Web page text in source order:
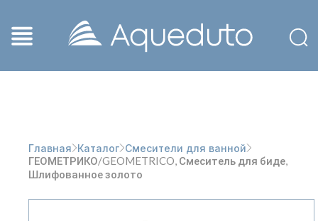
Главная Каталог Смесители для ванной
ГЕОМЕТРИКО/GEOMETRICO, Смеситель для биде,
Шлифованное золото